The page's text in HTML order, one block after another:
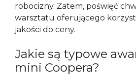
robocizny. Zatem, poświęć
warsztatu oferującego
jakości do ceny.
Jakie są typowe
mini Coopera?